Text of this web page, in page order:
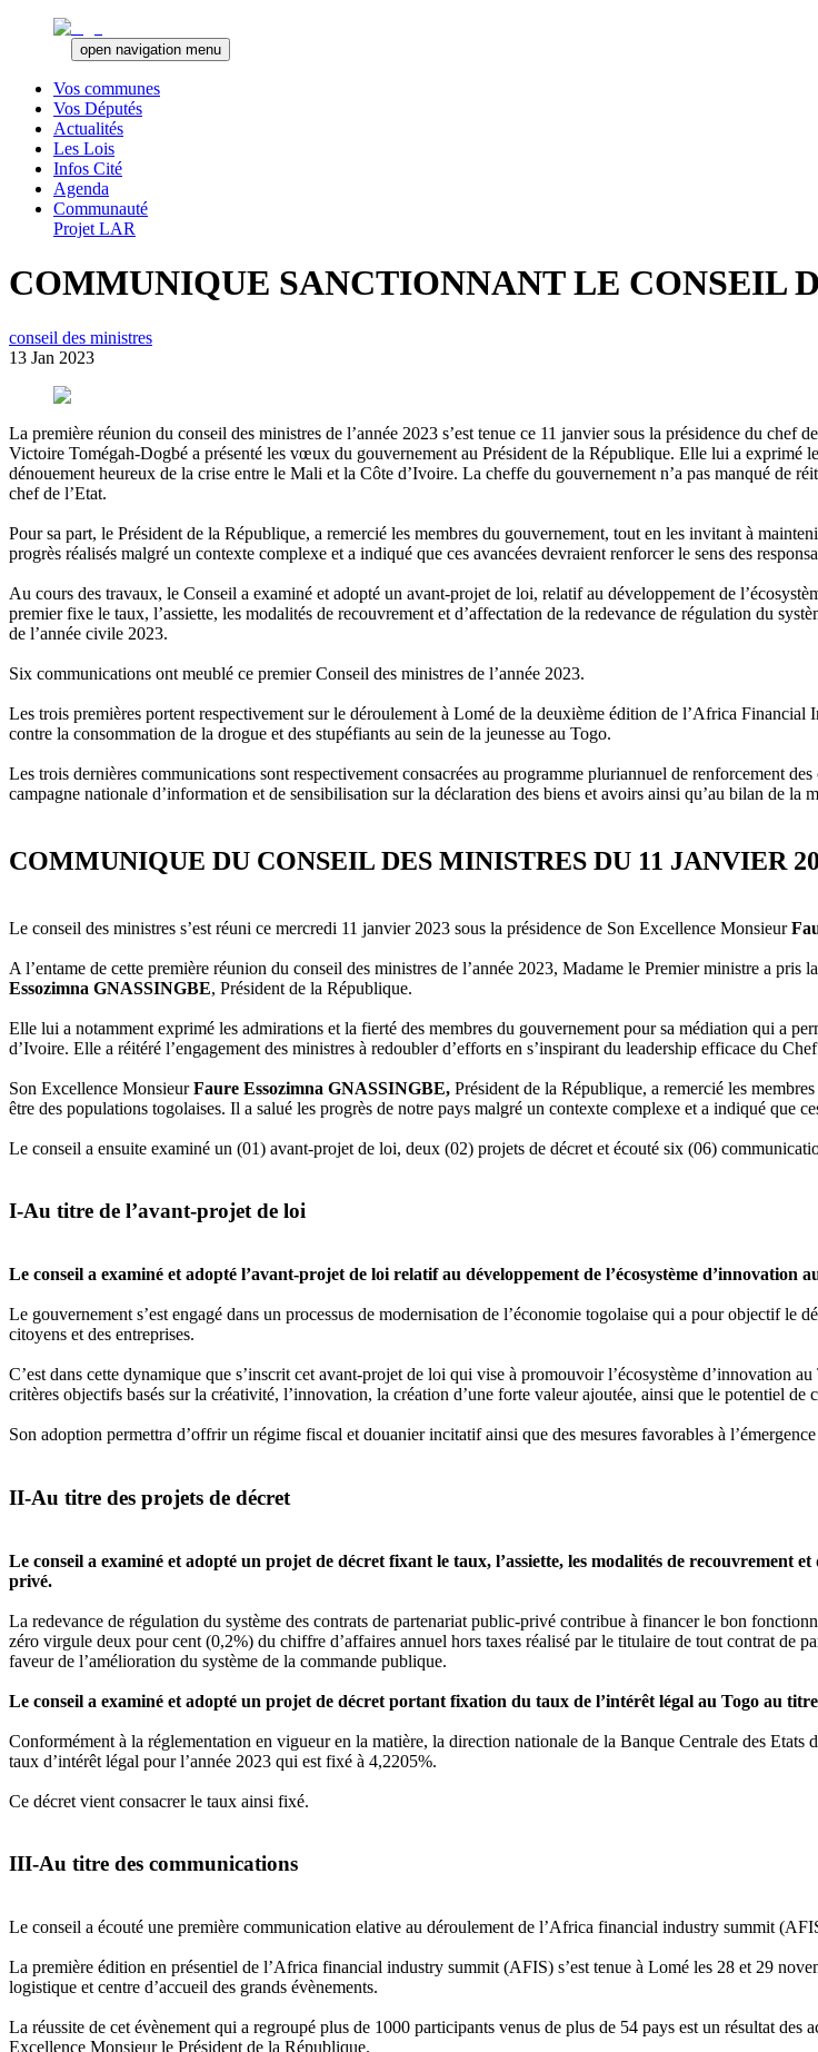
open navigation menu
Vos communes
Vos Députés
Actualités
Les Lois
Infos Cité
Agenda
Communauté
Projet LAR
COMMUNIQUE SANCTIONNANT LE CONSEIL
conseil des ministres
13 Jan 2023
La première réunion du conseil des ministres de l’année 2023 s’est tenue ce 11 janvier sous la présidence du chef
Victoire Tomégah-Dogbé a présenté les vœux du gouvernement au Président de la République. Elle lui a exprimé
dénouement heureux de la crise entre le Mali et la Côte d’Ivoire. La cheffe du gouvernement n’a pas manqué de
chef de l’Etat.
Pour sa part, le Président de la République, a remercié les membres du gouvernement, tout en les invitant à
progrès réalisés malgré un contexte complexe et a indiqué que ces avancées devraient renforcer le sens des
Au cours des travaux, le Conseil a examiné et adopté un avant-projet de loi, relatif au développement de
premier fixe le taux, l’assiette, les modalités de recouvrement et d’affectation de la redevance de régulation du
de l’année civile 2023.
Six communications ont meublé ce premier Conseil des ministres de l’année 2023.
Les trois premières portent respectivement sur le déroulement à Lomé de la deuxième édition de l’Africa
contre la consommation de la drogue et des stupéfiants au sein de la jeunesse au Togo.
Les trois dernières communications sont respectivement consacrées au programme pluriannuel de renforcement
campagne nationale d’information et de sensibilisation sur la déclaration des biens et avoirs ainsi qu’au bilan de la
COMMUNIQUE DU CONSEIL DES MINISTRES DU 11 JANVIER
Le conseil des ministres s’est réuni ce mercredi 11 janvier 2023 sous la présidence de Son Excellence Monsieur
A l’entame de cette première réunion du conseil des ministres de l’année 2023, Madame le Premier ministre a
Essozimna GNASSINGBE, Président de la République.
Elle lui a notamment exprimé les admirations et la fierté des membres du gouvernement pour sa médiation qui a
d’Ivoire. Elle a réitéré l’engagement des ministres à redoubler d’efforts en s’inspirant du leadership efficace du
Son Excellence MonsieurFaure Essozimna GNASSINGBE, Président de la République, a remercié les
être des populations togolaises. Il a salué les progrès de notre pays malgré un contexte complexe et a indiqué que
Le conseil a ensuite examiné un (01) avant-projet de loi, deux (02) projets de décret et écouté six (06)
I-Au titre de l’avant-projet de loi
Le conseil a examiné et adopté l’avant-projet de loi relatif au développement de l’écosystème d’innovation
Le gouvernement s’est engagé dans un processus de modernisation de l’économie togolaise qui a pour objectif le
citoyens et des entreprises.
C’est dans cette dynamique que s’inscrit cet avant-projet de loi qui vise à promouvoir l’écosystème d’innovation
critères objectifs basés sur la créativité, l’innovation, la création d’une forte valeur ajoutée, ainsi que le potentiel de
Son adoption permettra d’offrir un régime fiscal et douanier incitatif ainsi que des mesures favorables à
II-Au titre des projets de décret
Le conseil a examiné et adopté un projet de décret fixant le taux, l’assiette, les modalités de recouvrement
privé.
La redevance de régulation du système des contrats de partenariat public-privé contribue à financer le bon
zéro virgule deux pour cent (0,2%) du chiffre d’affaires annuel hors taxes réalisé par le titulaire de tout contrat de
faveur de l’amélioration du système de la commande publique.
Le conseil a examiné et adopté un projet de décret portant fixation du taux de l’intérêt légal au Togo au titre
Conformément à la réglementation en vigueur en la matière, la direction nationale de la Banque Centrale des
taux d’intérêt légal pour l’année 2023 qui est fixé à 4,2205%.
Ce décret vient consacrer le taux ainsi fixé.
III-Au titre des communications
Le conseil a écouté une première communication elative au déroulement de l’Africa financial industry summit
La première édition en présentiel de l’Africa financial industry summit (AFIS) s’est tenue à Lomé les 28 et 29
logistique et centre d’accueil des grands évènements.
La réussite de cet évènement qui a regroupé plus de 1000 participants venus de plus de 54 pays est un résultat
Excellence Monsieur le Président de la République.